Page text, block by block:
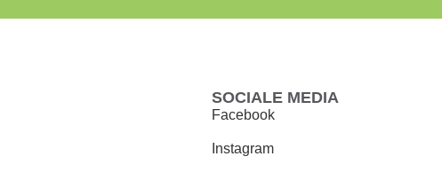
SOCIALE MEDIA
Facebook
Instagram